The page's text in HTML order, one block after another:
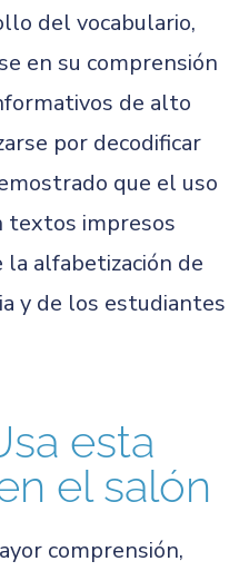
del vocabulario,
en su comprensión
de alto
por decodificar
que el uso
textos impresos
alfabetización de
y de los estudiantes
esta
el salón
comprensión,